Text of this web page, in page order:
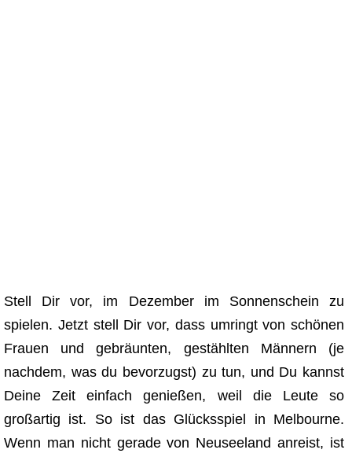
Stell Dir vor, im Dezember im Sonnenschein zu
spielen. Jetzt stell Dir vor, dass umringt von schönen
Frauen und gebräunten, gestählten Männern (je
nachdem, was du bevorzugst) zu tun, und Du kannst
Deine Zeit einfach genießen, weil die Leute so
großartig ist. So ist das Glücksspiel in Melbourne.
Wenn man nicht gerade von Neuseeland anreist, ist